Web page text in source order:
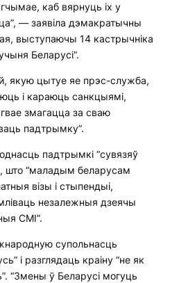
каб вярнуць іх у
— заявіла дэмакратычны
выступаючы 14 кастрычніка
Беларусі”.
якую цытуе яе прэс-служба,
і караюць санкцыямі,
змагацца за сваю
падтрымку”.
падтрымкі “сувязяў
што “маладым беларусам
візы і стыпендыі,
незалежныя дзеячы
СМІ”.
супольнасць
і разглядаць краіну “не як
“Змены ў Беларусі могуць